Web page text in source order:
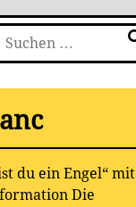
Suchen
du ein Engel“ mit
Die